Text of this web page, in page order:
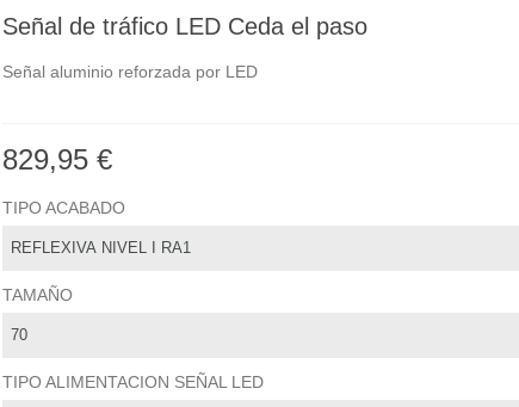
Señal de tráfico LED Ceda el paso
Señal aluminio reforzada por LED
829,95 €
TIPO ACABADO
TAMAÑO
TIPO ALIMENTACION SEÑAL LED